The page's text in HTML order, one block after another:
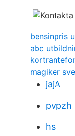
bensinpris
abc
magiker
jajA
pvpzh
hs